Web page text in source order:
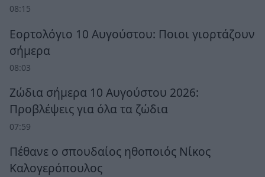
08:15
Εορτολόγιο 10 Αυγούστου: Ποιοι γιορτάζουν
σήμερα
08:03
Ζώδια σήμερα 10 Αυγούστου 2026:
Προβλέψεις για όλα τα ζώδια
07:59
Πέθανε ο σπουδαίος ηθοποιός Νίκος
Καλογερόπουλος